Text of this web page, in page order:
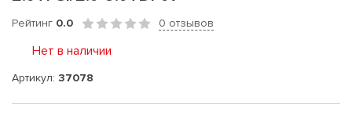
Рейтинг 0.0 0 отзывов
Нет в наличии
Артикул: 37078